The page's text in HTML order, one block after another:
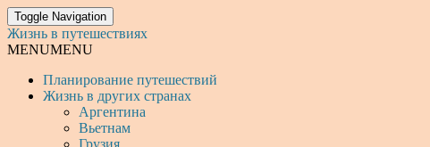
Toggle Navigation
Жизнь в путешествиях
MENUMENU
Планирование путешествий
Жизнь в других странах
Аргентина
Вьетнам
Грузия